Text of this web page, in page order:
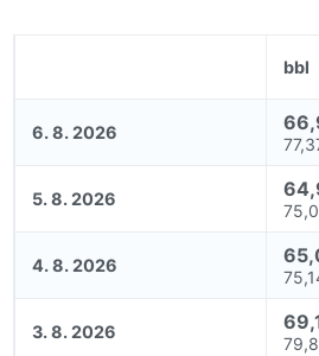
bbl
6. 8. 2026
5. 8. 2026
4. 8. 2026
3. 8. 2026